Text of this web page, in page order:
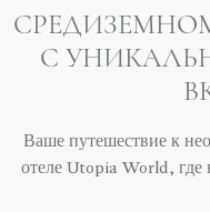
С
Ваше путешествие к
отеле Utopia World, где